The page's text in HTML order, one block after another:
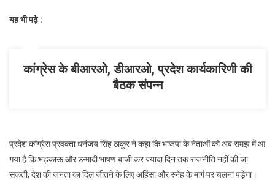
यह भी पढ़े :
कांग्रेस के बीआरओ, डीआरओ, प्रदेश कार्यकारिणी की
बैठक संपन्न
प्रदेश कांग्रेस प्रवक्ता धनंजय सिंह ठाकुर ने कहा कि भाजपा के नेताओं को अब समझ में आ
गया है कि भड़काऊ और उन्मादी भाषण बाजी कर ज्यादा दिन तक राजनीति नहीं की जा
सकती, देश की जनता का दिल जीतने के लिए अहिंसा और स्नेह के मार्ग पर चलना पड़ेगा।